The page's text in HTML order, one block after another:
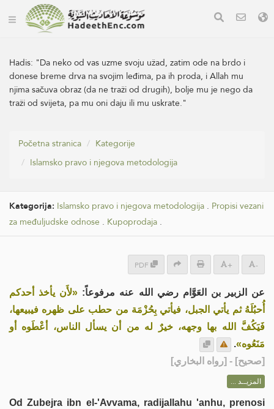
Hadis: "Da neko od vas uzme svoju užad, zatim ode na brdo i
donese breme drva na svojim leđima, pa ih proda, i Allah mu
njima sačuva obraz (da ne traži od drugih), bolje mu je nego da
traži od svijeta, pa mu oni daju ili mu uskrate."
Početna stranica
Kategorije
Islamsko pravo i njegova metodologija
Kategorija: Islamsko pravo i njegova metodologija . Propisi vezani
za međuljudske odnose . Kupoprodaja .
PDF + -
عن الزبير بن العَوَّام رضي الله عنه مرفوعاً: «لأَن يأخذ أحدكم
أُحبُلَهُ ثم يأتي الجبل، فيأتي بِحُزْمَة من حطب على ظهره فيبيعها،
فَيَكُفَّ الله بها وجهه، خيرٌ له من أن يسأل الناس، أعْطَوه أو
مَنَعُوه».
[صحيح] - [رواه البخاري]
المزيــد ...
Od Zubejra ibn el-'Avvama, radijallahu 'anhu, prenosi